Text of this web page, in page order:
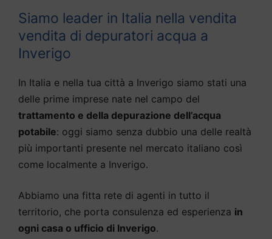
Siamo leader in Italia nella vendita
vendita di depuratori acqua a
Inverigo
In Italia e nella tua città a Inverigo siamo stati una
delle prime imprese nate nel campo del
trattamento e della depurazione dell’acqua
potabile: oggi siamo senza dubbio una delle realtà
più importanti presente nel mercato italiano così
come localmente a Inverigo.
Abbiamo una fitta rete di agenti in tutto il
territorio, che porta consulenza ed esperienza in
ogni casa o ufficio di Inverigo.